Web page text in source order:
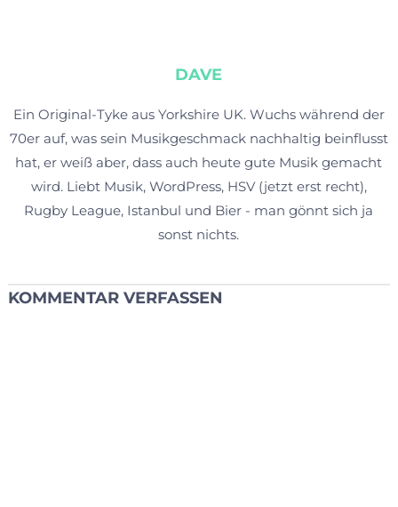
DAVE
Ein Original-Tyke aus Yorkshire UK. Wuchs während der
70er auf, was sein Musikgeschmack nachhaltig beinflusst
hat, er weiß aber, dass auch heute gute Musik gemacht
wird. Liebt Musik, WordPress, HSV (jetzt erst recht),
Rugby League, Istanbul und Bier - man gönnt sich ja
sonst nichts.
KOMMENTAR VERFASSEN